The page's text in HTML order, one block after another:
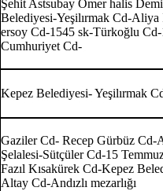
Şehit Astsubay Ömer halis
Belediyesi-Yeşilırmak Cd-
ersoy Cd-1545 sk-Türkoğlu
Cumhuriyet Cd-
Kepez Belediyesi- Yeşilırmak
Gaziler Cd- Recep Gürbüz Cd-
Şelalesi-Sütçüler Cd-15
Fazıl Kısakürek Cd-Kepez
Altay Cd-Andızlı mezarlığı